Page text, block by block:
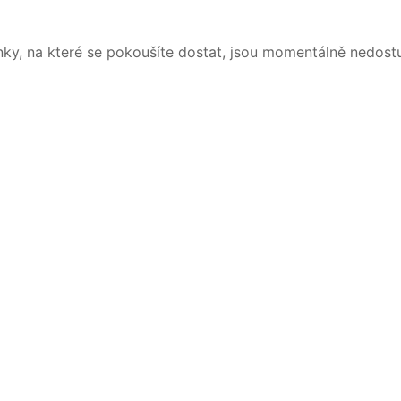
na které se pokoušíte dostat, jsou momentálně